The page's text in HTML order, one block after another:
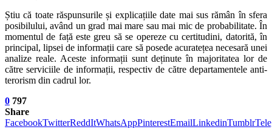
Știu că toate răspunsurile și explicațiile date mai sus rămân în sfera
posibilului, având un grad mai mare sau mai mic de probabilitate. În
momentul de față este greu să se opereze cu certitudini, datorită, în
principal, lipsei de informații care să posede acuratețea necesară unei
analize reale. Aceste informații sunt deținute în majoritatea lor de
către serviciile de informații, respectiv de către departamentele anti-
terorism din cadrul lor.
0 797
Share
FacebookTwitterReddItWhatsAppPinterestEmailLinkedinTumblr